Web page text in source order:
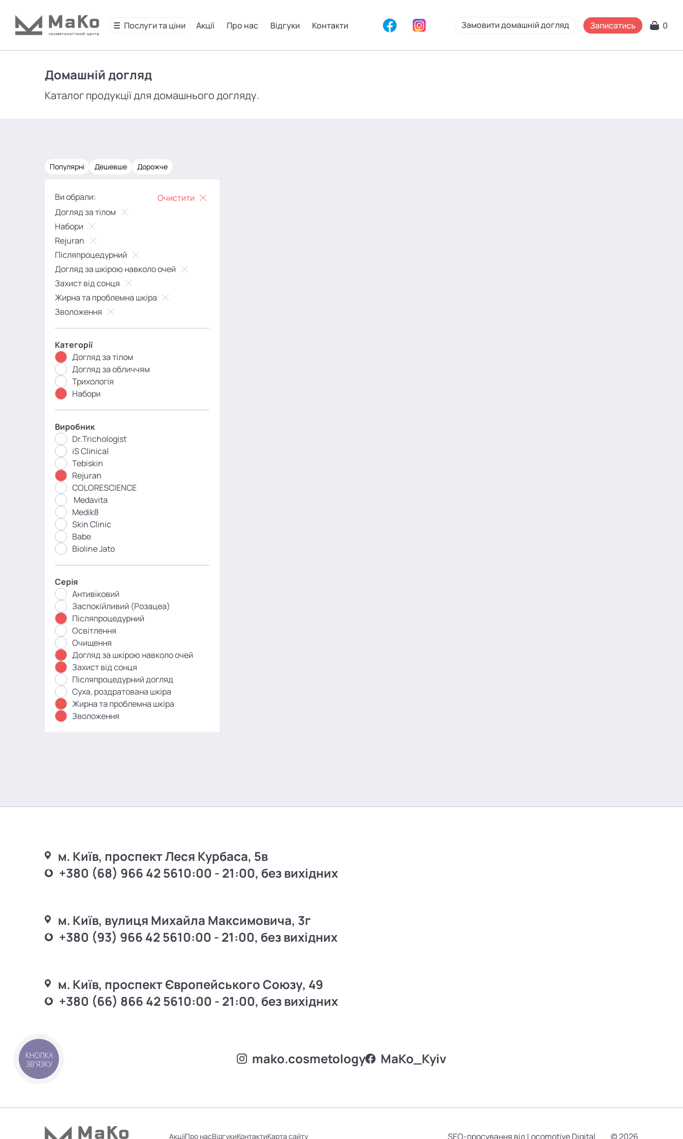
Послуги та ціни Акції Про нас Відгуки Контакти Замовити домашній догляд Записатись 0
Домашній догляд
Каталог продукції для домашнього догляду.
Популярні Дешевше Дорожче
Ви обрали:
Очистити
Догляд за тілом
Набори
Rejuran
Післяпроцедурний
Догляд за шкірою навколо очей
Захист від сонця
Жирна та проблемна шкіра
Зволоження
Категорії
Догляд за тілом
Догляд за обличчям
Трихологія
Набори
Виробник
Dr.Trichologist
iS Clinical
Tebiskin
Rejuran
COLORESCIENCE
Medavita
Medik8
Skin Clinic
Babe
Bioline Jato
Серія
Антивіковий
Заспокійливий (Розацеа)
Післяпроцедурний
Освітлення
Очищення
Догляд за шкірою навколо очей
Захист від сонця
Післяпроцедурний догляд
Суха, роздратована шкіра
Жирна та проблемна шкіра
Зволоження
м. Київ, проспект Леся Курбаса, 5в
+380 (68) 966 42 5610:00 - 21:00, без вихідних
м. Київ, вулиця Михайла Максимовича, 3г
+380 (93) 966 42 5610:00 - 21:00, без вихідних
м. Київ, проспект Європейського Союзу, 49
+380 (66) 866 42 5610:00 - 21:00, без вихідних
mako.cosmetology MаKo_Kyiv
АкціїПро насВідгукиКонтактиКарта сайту SEO-просування від Locomotive Digital © 2026
КНОПКА
ЗВ'ЯЗКУ